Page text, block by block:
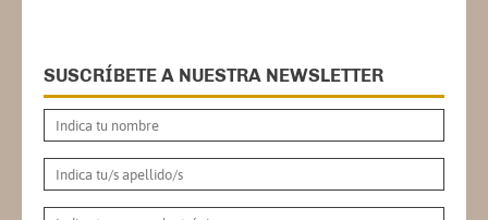
SUSCRÍBETE A NUESTRA NEWSLETTER